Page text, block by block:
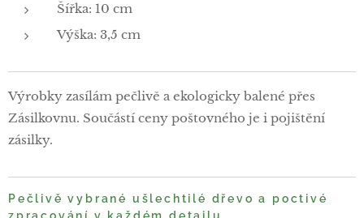
Šířka: 10 cm
Výška: 3,5 cm
Výrobky zasílám pečlivě a ekologicky balené přes
Zásilkovnu. Součástí ceny poštovného je i pojištění
zásilky.
Pečlivě vybrané ušlechtilé dřevo a poctivé